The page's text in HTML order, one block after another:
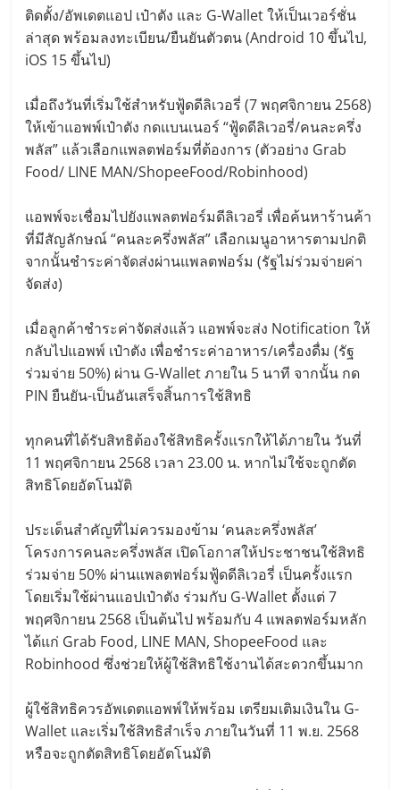
ติดตั้ง/อัพเดตแอป เป๋าตัง และ G-Wallet ให้เป็นเวอร์ชั่น
ล่าสุด พร้อมลงทะเบียน/ยืนยันตัวตน (Android 10 ขึ้นไป,
iOS 15 ขึ้นไป)
เมื่อถึงวันที่เริ่มใช้สำหรับฟู้ดดีลิเวอรี่ (7 พฤศจิกายน 2568)
ให้เข้าแอพพ์เป๋าตัง กดแบนเนอร์ “ฟู้ดดีลิเวอรี่/คนละครึ่ง
พลัส” แล้วเลือกแพลตฟอร์มที่ต้องการ (ตัวอย่าง Grab
Food/ LINE MAN/ShopeeFood/Robinhood)
แอพพ์จะเชื่อมไปยังแพลตฟอร์มดีลิเวอรี่ เพื่อค้นหาร้านค้า
ที่มีสัญลักษณ์ “คนละครึ่งพลัส” เลือกเมนูอาหารตามปกติ
จากนั้นชำระค่าจัดส่งผ่านแพลตฟอร์ม (รัฐไม่ร่วมจ่ายค่า
จัดส่ง)
เมื่อลูกค้าชำระค่าจัดส่งแล้ว แอพพ์จะส่ง Notification ให้
กลับไปแอพพ์ เป๋าตัง เพื่อชำระค่าอาหาร/เครื่องดื่ม (รัฐ
ร่วมจ่าย 50%) ผ่าน G-Wallet ภายใน 5 นาที จากนั้น กด
PIN ยืนยัน-เป็นอันเสร็จสิ้นการใช้สิทธิ
ทุกคนที่ได้รับสิทธิต้องใช้สิทธิครั้งแรกให้ได้ภายใน วันที่
11 พฤศจิกายน 2568 เวลา 23.00 น. หากไม่ใช้จะถูกตัด
สิทธิโดยอัตโนมัติ
ประเด็นสำคัญที่ไม่ควรมองข้าม ‘คนละครึ่งพลัส’
โครงการคนละครึ่งพลัส เปิดโอกาสให้ประชาชนใช้สิทธิ
ร่วมจ่าย 50% ผ่านแพลตฟอร์มฟู้ดดีลิเวอรี่ เป็นครั้งแรก
โดยเริ่มใช้ผ่านแอปเป๋าตัง ร่วมกับ G-Wallet ตั้งแต่ 7
พฤศจิกายน 2568 เป็นต้นไป พร้อมกับ 4 แพลตฟอร์มหลัก
ได้แก่ Grab Food, LINE MAN, ShopeeFood และ
Robinhood ซึ่งช่วยให้ผู้ใช้สิทธิใช้งานได้สะดวกขึ้นมาก
ผู้ใช้สิทธิควรอัพเดตแอพพ์ให้พร้อม เตรียมเติมเงินใน G-
Wallet และเริ่มใช้สิทธิสำเร็จ ภายในวันที่ 11 พ.ย. 2568
หรือจะถูกตัดสิทธิโดยอัตโนมัติ